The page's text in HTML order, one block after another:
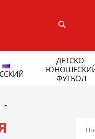
ДЕТСКО-
ФУТБОЛ